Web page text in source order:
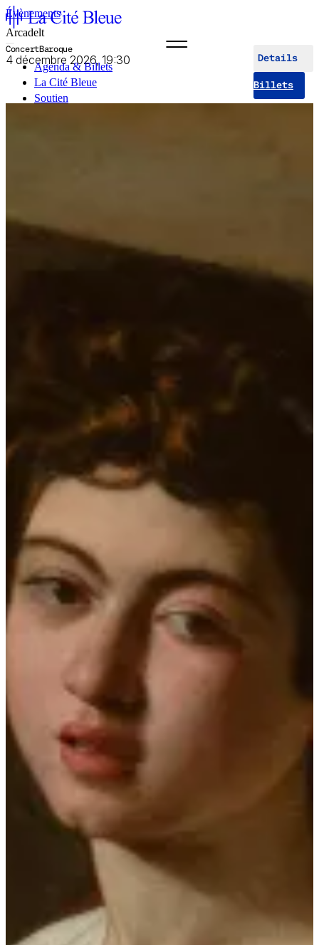
Agenda & Billets
La Cité Bleue
Soutien
Évènements
Arcadelt
ConcertBaroque
4 décembre 2026, 19:30 Details
Billets